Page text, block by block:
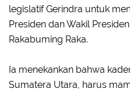
legislatif Gerindra untuk
Presiden dan Wakil
Rakabuming Raka.
Ia menekankan bahwa
Sumatera Utara, harus